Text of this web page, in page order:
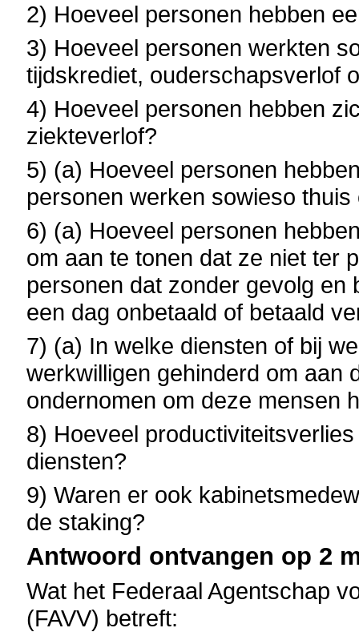
2) Hoeveel personen hebben
3) Hoeveel personen werkten
tijdskrediet, ouderschapsverlof
4) Hoeveel personen hebben
ziekteverlof?
5) (a) Hoeveel personen
personen werken sowieso thuis
6) (a) Hoeveel personen
om aan te tonen dat ze niet ter
personen dat zonder gevolg en
een dag onbetaald of betaald
7) (a) In welke diensten of bij
werkwilligen gehinderd om aan
ondernomen om deze mensen
8) Hoeveel
diensten?
9) Waren er ook
de staking?
Antwoord ontvangen op 2
Wat het Federaal Agentschap
(FAVV) betreft: